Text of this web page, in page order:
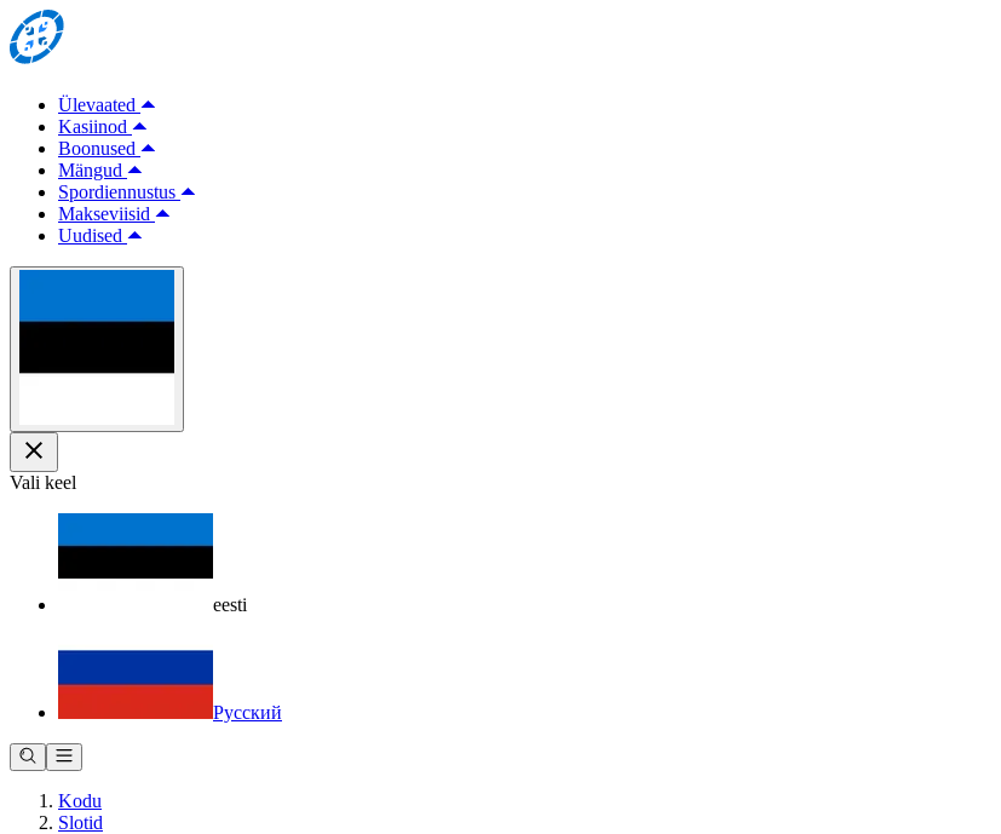
Ülevaated
Kasiinod
Boonused
Mängud
Spordiennustus
Makseviisid
Uudised
Vali keel
eesti
Русский
Kodu
Slotid